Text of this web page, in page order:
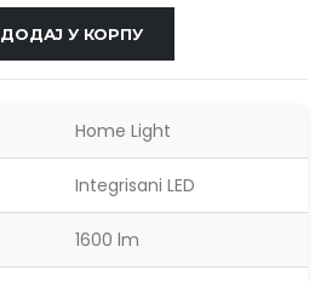
ДОДАЈ У КОРПУ
Home Light
Integrisani LED
1600 lm